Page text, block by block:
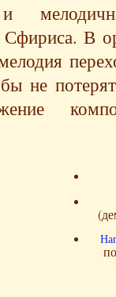
и
Сфириса. В
не